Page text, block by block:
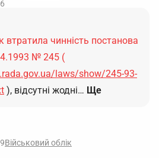
втратила чинність постанова
№ 245 (
laws/show/245-93-
), відсутні жодні… Ще
Військовий облік